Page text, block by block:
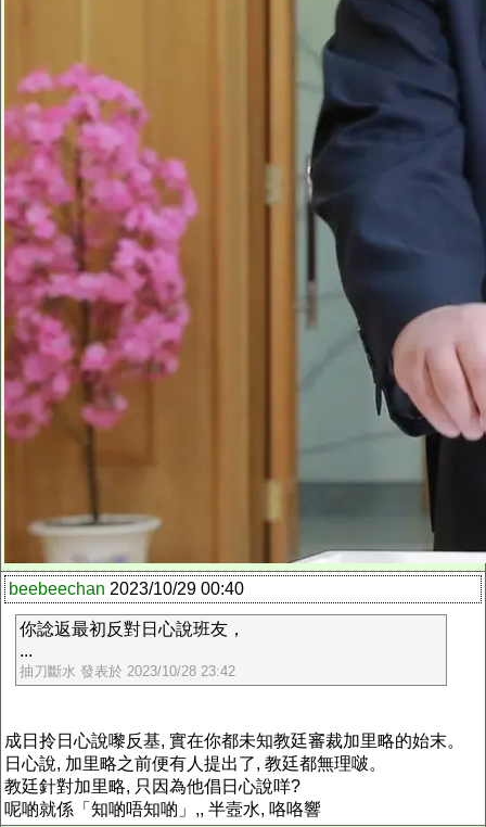
beebeechan 2023/10/29 00:40
你諗返最初反對日心說班友，
...
抽刀斷水 發表於 2023/10/28 23:42
成日拎日心說嚟反基, 實在你都未知教廷審裁加里略的始末。
日心說, 加里略之前便有人提出了, 教廷都無理啵。
教廷針對加里略, 只因為他倡日心說咩?
呢啲就係「知啲唔知啲」,, 半壼水, 咯咯響